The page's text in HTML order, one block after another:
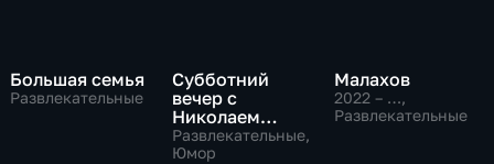
Большая семья
Развлекательные
Субботний
вечер с
Николаем
Басковым
Развлекательные,
Юмор
Малахов
2022 – …,
Развлекательные